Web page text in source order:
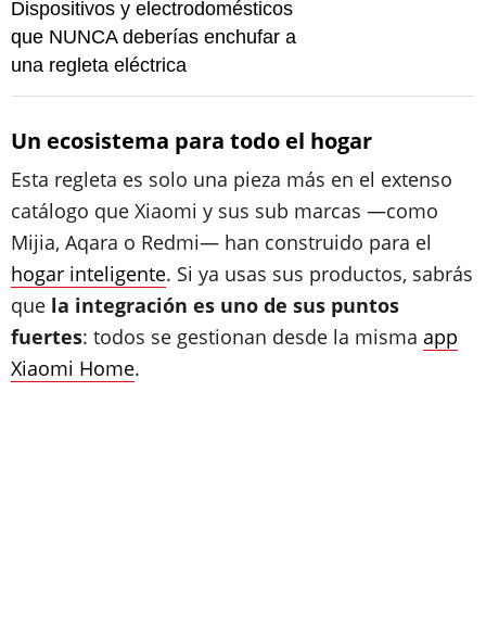
Dispositivos y electrodomésticos
que NUNCA deberías enchufar a
una regleta eléctrica
Un ecosistema para todo el hogar
Esta regleta es solo una pieza más en el extenso
catálogo que Xiaomi y sus sub marcas —como
Mijia, Aqara o Redmi— han construido para el
hogar inteligente. Si ya usas sus productos, sabrás
que la integración es uno de sus puntos
fuertes: todos se gestionan desde la misma app
Xiaomi Home.